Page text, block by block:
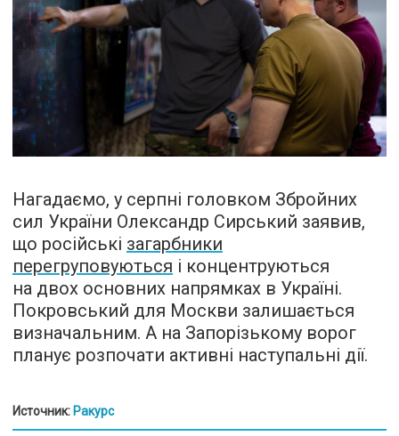
Нагадаємо, у серпні головком Збройних
сил України Олександр Сирський заявив,
що російські загарбники
перегруповуються і концентруються
на двох основних напрямках в Україні.
Покровський для Москви залишається
визначальним. А на Запорізькому ворог
планує розпочати активні наступальні дії.
Источник: Ракурс